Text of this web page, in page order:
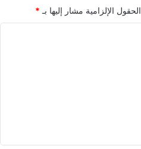
الحقول الإلزامية مشار إليها بـ *